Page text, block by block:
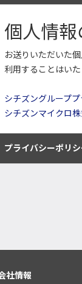
個人情
お送りいただいた
利用することはいた
シチズングループ
シチズンマイクロ
プライバシーポリ
社情報